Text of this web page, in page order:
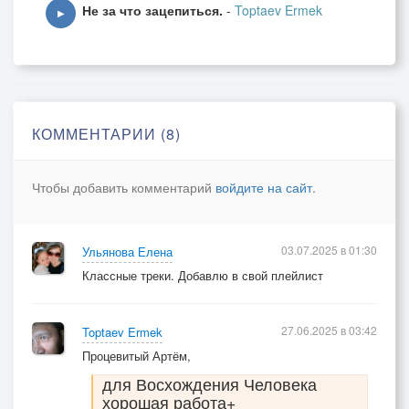
Повстречал себе на радость
И проникла в сердце слабость —
Старший был еще счастливей,
По морям шагая вольно,
Жил беспечно и привольно.
Только мать одна томилась
В ожидании прощения,
▶ Не за что зацепиться. - Toptaev Ermek
КОММЕНТАРИИ (8)
Чтобы добавить комментарий войдите на сайт.
Ульянова Елена
Классные треки. Добавлю в свой плейлист
03.07.2025 в 01:30
Toptaev Ermek
Процевитый Артём,
для Восхождения Человека
хорошая работа+
27.06.2025 в 03:42